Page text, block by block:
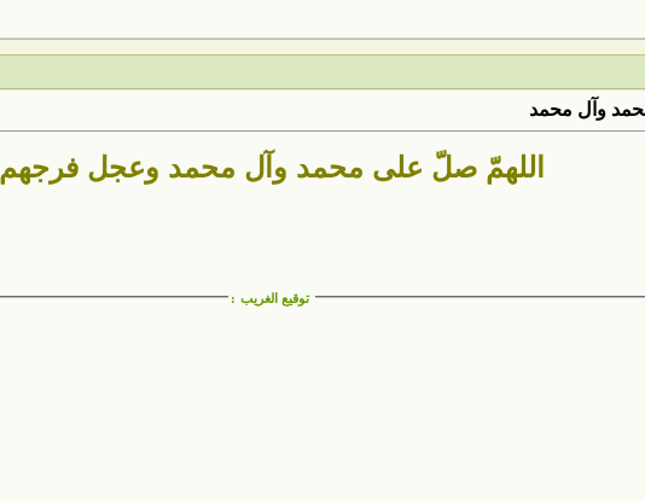
وآل محمد
اللهمّ صلّ على محمد وآل محمد وعجل فرجهم
توقيع الغريب :